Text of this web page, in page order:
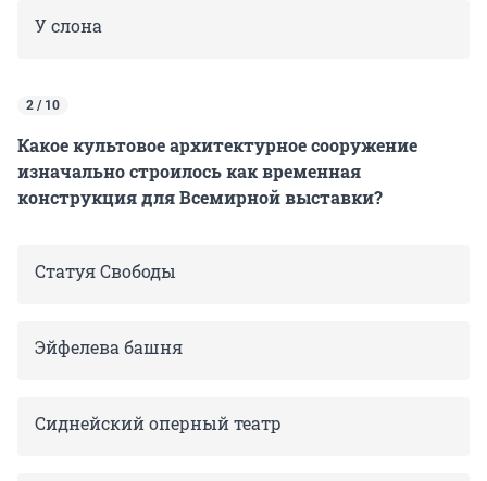
У слона
2 / 10
Какое культовое архитектурное сооружение
изначально строилось как временная
конструкция для Всемирной выставки?
Статуя Свободы
Эйфелева башня
Сиднейский оперный театр